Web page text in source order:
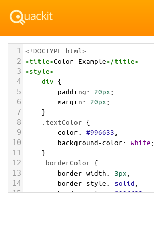
1 <!DOCTYPE html>
2 <title>Color Example</title>
3 <style>
4 div {
5 padding: 20px;
6 margin: 20px;
7 }
8 .textColor {
9 color: #996633;
10 background-color: white;
11 }
12 .borderColor {
13 border-width: 3px;
14 border-style: solid;
15 border-color: #996633;